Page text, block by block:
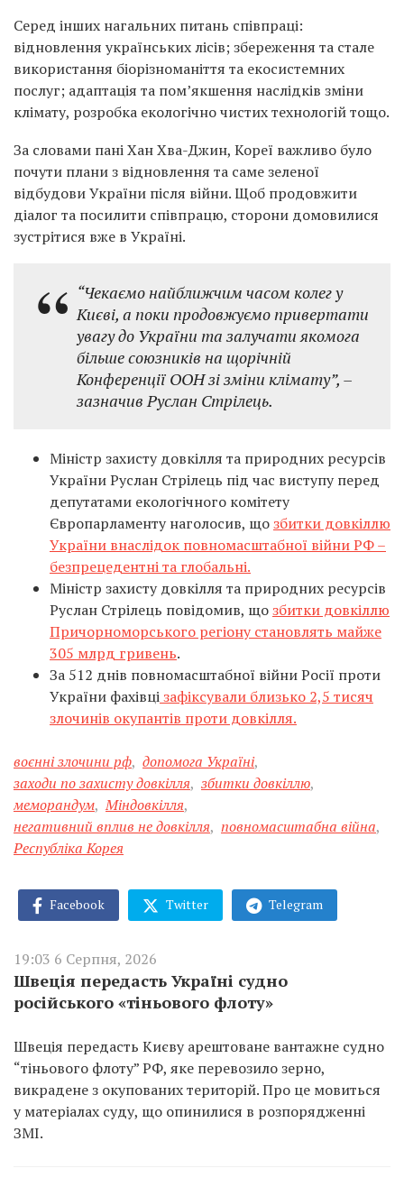
Серед інших нагальних питань співпраці:
відновлення українських лісів; збереження та стале
використання біорізноманіття та екосистемних
послуг; адаптація та пом’якшення наслідків зміни
клімату, розробка екологічно чистих технологій тощо.
За словами пані Хан Хва-Джин, Кореї важливо було
почути плани з відновлення та саме зеленої
відбудови України після війни. Щоб продовжити
діалог та посилити співпрацю, сторони домовилися
зустрітися вже в Україні.
“Чекаємо найближчим часом колег у
Києві, а поки продовжуємо привертати
увагу до України та залучати якомога
більше союзників на щорічній
Конференції ООН зі зміни клімату”, –
зазначив Руслан Cтрілець.
Міністр захисту довкілля та природних ресурсів
України Руслан Стрілець під час виступу перед
депутатами екологічного комітету
Європарламенту наголосив, щозбитки довкіллю
України внаслідок повномасштабної війни РФ –
безпрецедентні та глобальні.
Міністр захисту довкілля та природних ресурсів
Руслан Стрілець повідомив, щозбитки довкіллю
Причорноморського регіону становлять майже
305 млрд гривень.
За 512 днів повномасштабної війни Росії проти
України фахівцізафіксували близько 2,5 тисяч
злочинів окупантів проти довкілля.
воєнні злочини рф, допомога Україні,
заходи по захисту довкілля, збитки довкіллю,
меморандум, Міндовкілля,
негативний вплив не довкілля, повномасштабна війна,
Республіка Корея
Facebook Twitter Telegram
19:03 6 Серпня, 2026
Швеція передасть Україні судно
російського «тіньового флоту»
Швеція передасть Києву арештоване вантажне судно
“тіньового флоту” РФ, яке перевозило зерно,
викрадене з окупованих територій. Про це мовиться
у матеріалах суду, що опинилися в розпорядженні
ЗМІ.